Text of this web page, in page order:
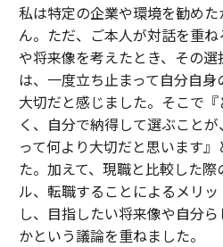
私は特定の企業や環境を勧め
ん。ただ、ご本人が対話を重
や将来像を考えたとき、その
は、一度立ち止まって自分自
大切だと感じました。そこで
く、自分で納得して選ぶこと
って何より大切だと思います
た。加えて、現職と比較した
ル、転職することによるメリ
し、目指したい将来像や自分
かという議論を重ねました。